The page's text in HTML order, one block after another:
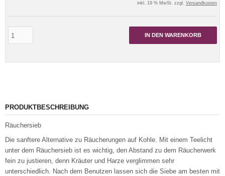
inkl. 19 % MwSt. zzgl. Versandkosten
IN DEN WARENKORB
PRODUKTBESCHREIBUNG
Räuchersieb
Die sanftere Alternative zu Räucherungen auf Kohle. Mit einem Teelicht
unter dem Räuchersieb ist es wichtig, den Abstand zu dem Räucherwerk
fein zu justieren, denn Kräuter und Harze verglimmen sehr
unterschiedlich. Nach dem Benutzen lassen sich die Siebe am besten mit